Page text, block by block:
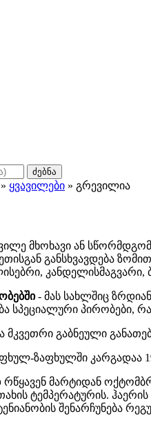
ძებნა
» ყვავილები » გრევილია
მხოხავი ან
განსხვავდება
კანდელისმაგვარი,
- მას სახლშიც
სპეციალური პირობები,
მკვეთრი გაბნეული
ზაფხულში კარგადაა
რწყავენ მარტიდან
ტემპერატურის.
შენარჩუნება